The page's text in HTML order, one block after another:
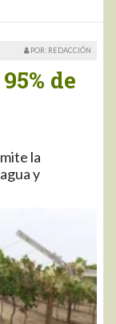
POR: REDACCIÓN
de
la
y